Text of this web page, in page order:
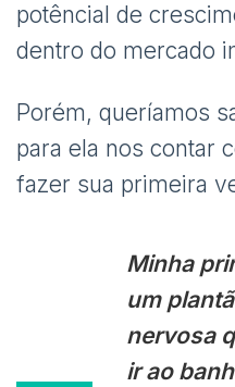
potêncial de
dentro do mercado
Porém, queríamos
para ela nos contar
fazer sua primeira
Minha
um
nervosa
ir ao